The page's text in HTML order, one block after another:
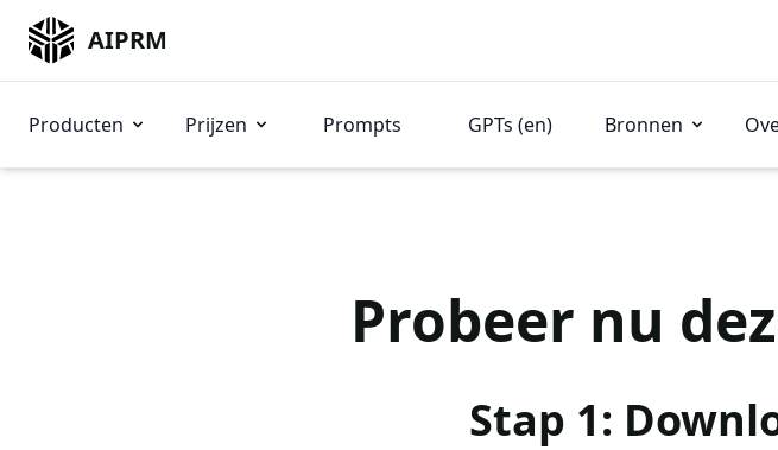
AIPRM
Producten Prijzen Prompts GPTs (en) Bronnen
Probeer nu
Stap 1: